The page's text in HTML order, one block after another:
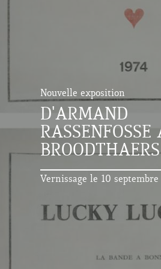
Nouvelle exposition
D'ARMAND
BROODTHAERS
Vernissage le 10